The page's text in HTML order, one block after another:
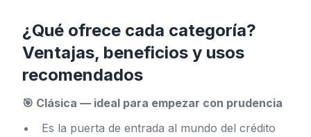
¿Qué ofrece cada categoría?
Ventajas, beneficios y usos
recomendados
🎯 Clásica — ideal para empezar con prudencia
Es la puerta de entrada al mundo del crédito